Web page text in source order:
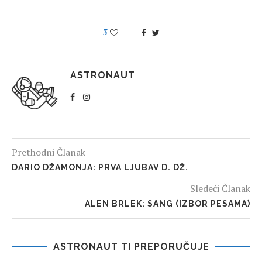
3
ASTRONAUT
Prethodni Članak
DARIO DŽAMONJA: PRVA LJUBAV D. DŽ.
Sledeći Članak
ALEN BRLEK: SANG (IZBOR PESAMA)
ASTRONAUT TI PREPORUČUJE